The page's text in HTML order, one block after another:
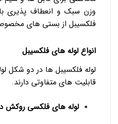
وزن سبک و انعطاف پذیری
فلکسیبل از بستی های
انواع لوله های فلکسیبل
لوله فلکسیبل ها در دو شکل
قابلیت های متفاوتی دارند.
لوله های فلکسی روکش